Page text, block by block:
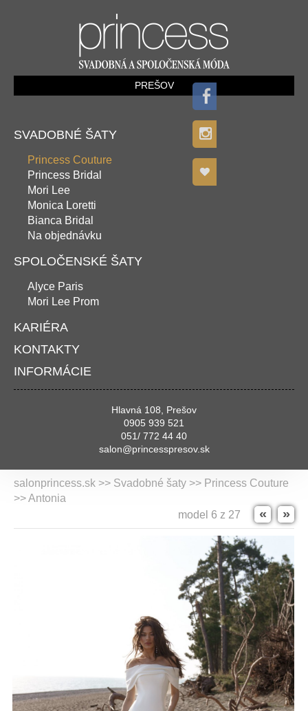
PREŠOV
SVADOBNÉ ŠATY
Princess Couture
Princess Bridal
Mori Lee
Monica Loretti
Bianca Bridal
Na objednávku
SPOLOČENSKÉ ŠATY
Alyce Paris
Mori Lee Prom
KARIÉRA
KONTAKTY
INFORMÁCIE
Hlavná 108, Prešov
0905 939 521
051/ 772 44 40
salon@princesspresov.sk
salonprincess.sk >> Svadobné šaty >> Princess Couture
>> Antonia
»
«
model 6 z 27